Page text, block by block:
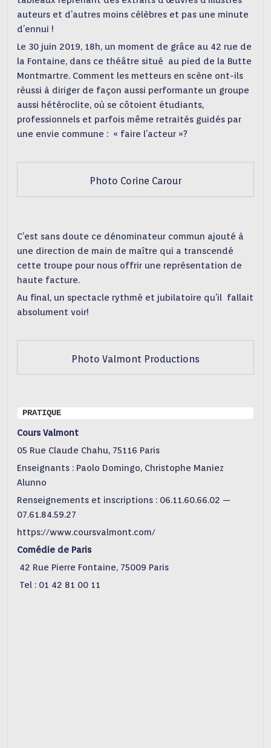
auteurs et d’autres moins célèbres et pas une minute
d’ennui !
Le 30 juin 2019, 18h, un moment de grâce au 42 rue de
la Fontaine, dans ce théâtre situé au pied de la Butte
Montmartre. Comment les metteurs en scène ont-ils
réussi à diriger de façon aussi performante un groupe
aussi hétéroclite, où se côtoient étudiants,
professionnels et parfois même retraités guidés par
une envie commune : « faire l’acteur »?
Photo Corine Carour
C’est sans doute ce dénominateur commun ajouté à
une direction de main de maître qui a transcendé
cette troupe pour nous offrir une représentation de
haute facture.
Au final, un spectacle rythmé et jubilatoire qu’il fallait
absolument voir!
Photo Valmont Productions
PRATIQUE
Cours Valmont
05 Rue Claude Chahu, 75116 Paris
Enseignants : Paolo Domingo, Christophe Maniez
Alunno
Renseignements et inscriptions : 06.11.60.66.02 —
07.61.84.59.27
https://www.coursvalmont.com/
Comédie de Paris
42 Rue Pierre Fontaine, 75009 Paris
Tel : 01 42 81 00 11